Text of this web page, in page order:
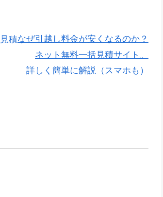
なぜ引越し料金が安くなるのか？
ネット無料一括見積サイト。
詳しく簡単に解説（スマホも）